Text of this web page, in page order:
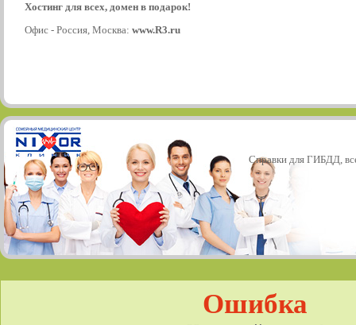
Хостинг для всех, домен в подарок!
Офис - Россия, Москва: www.R3.ru
Справки для ГИБДД,
Ошибка